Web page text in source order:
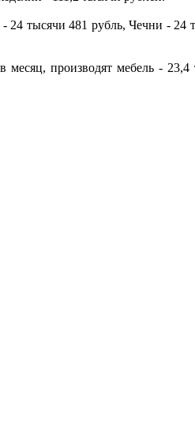
тысячи 481 рубль, Чечни - 24
месяц, производят мебель -